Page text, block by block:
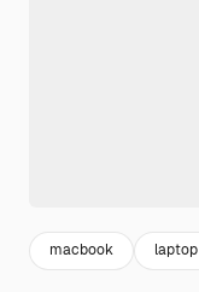
macbook laptop